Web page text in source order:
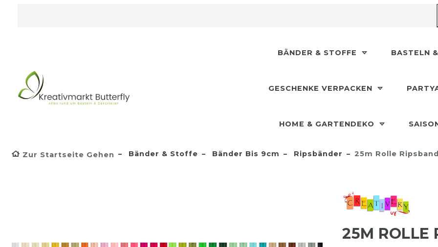
BÄNDER & STOFFE BASTELN
GESCHENKE VERPACKEN
HOME & GARTENDEKO
Zur Startseite Gehen Bänder & Stoffe Bänder Bis 9cm Ripsbänder 25m Rolle
25M ROLLE